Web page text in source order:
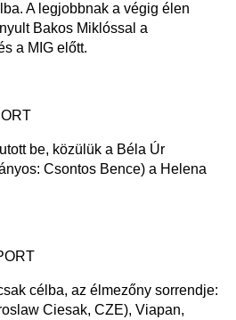
A legjobbnak a végig élen
Bakos Miklóssal a
a MIG előtt.
be, közülük a Béla Úr
Csontos Bence) a Helena
célba, az élmezőny sorrendje:
Ciesak, CZE), Viapan,